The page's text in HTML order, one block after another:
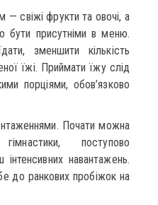
— свіжі фрукти та овочі, а
бути присутніми в меню.
зменшити кількість
їжі. Приймати їжу слід
порціями, обов’язково
Почати можна
поступово
навантажень.
до ранкових пробіжок на